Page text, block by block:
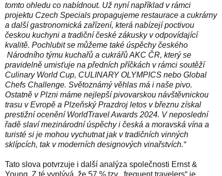
tomto ohledu co nabídnout. Už nyní například v rámci
projektu Czech Specials propagujeme restaurace a cukrárny
a další gastronomická zařízení, která nabízejí poctivou
českou kuchyni a tradiční české zákusky v odpovídající
kvalitě. Pochlubit se můžeme také úspěchy českého
Národního týmu kuchařů a cukrářů AKC ČR, který se
pravidelně umisťuje na předních příčkách v rámci soutěží
Culinary World Cup, CULINARY OLYMPICS nebo Global
Chefs Challenge. Světoznámý věhlas má i naše pivo.
Ostatně v Plzni máme nejlepší pivovarskou návštěvnickou
trasu v Evropě a Plzeňský Prazdroj letos v březnu získal
prestižní ocenění WorldTravel Awards 2024. V neposlední
řadě slaví mezinárodní úspěchy i česká a moravská vína a
turisté si je mohou vychutnat jak v tradičních vinných
sklípcích, tak v moderních designových vinařstvích.“
Tato slova potvrzuje i další analýza společnosti Ernst &
Young. Z té vyplývá, že 57 % tzv. „frequent travelers“ je